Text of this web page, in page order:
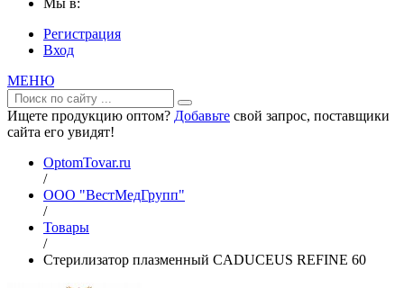
Мы в:
Регистрация
Вход
МЕНЮ
Ищете продукцию оптом? Добавьте свой запрос, поставщики
сайта его увидят!
OptomTovar.ru
/
ООО "ВестМедГрупп"
/
Товары
/
Стерилизатор плазменный CADUCEUS REFINE 60